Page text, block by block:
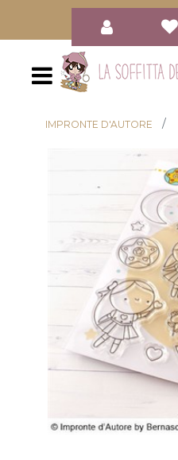
Open
IMPRONTE D'AUTORE